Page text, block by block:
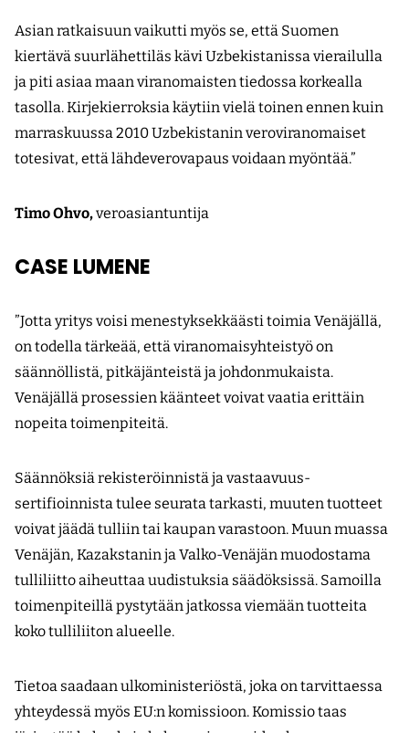
Asian ratkaisuun vaikutti myös se, että Suomen
kiertävä suurlähettiläs kävi Uzbekistanissa vierailulla
ja piti asiaa maan viranomaisten tiedossa korkealla
tasolla. Kirjekierroksia käytiin vielä toinen ennen kuin
marraskuussa 2010 Uzbekistanin veroviranomaiset
totesivat, että lähdeverovapaus voidaan myöntää.”
Timo Ohvo,veroasiantuntija
CASE LUMENE
”Jotta yritys voisi menestyksekkäästi toimia Venäjällä,
on todella tärkeää, että viranomaisyhteistyö on
säännöllistä, pitkäjänteistä ja johdonmukaista.
Venäjällä prosessien käänteet voivat vaatia erittäin
nopeita toimenpiteitä.
Säännöksiä rekisteröinnistä ja vastaavuus­
sertifioinnista tulee seurata tarkasti, muuten tuotteet
voivat jäädä tulliin tai kaupan varastoon. Muun muassa
Venäjän, Kazakstanin ja Valko-Venäjän muodostama
tulliliitto aiheuttaa uudistuksia säädöksissä. Samoilla
toimenpiteillä pystytään jatkossa viemään tuotteita
koko tulliliiton alueelle.
Tietoa saadaan ulkoministeriöstä, joka on tarvittaessa
yhteydessä myös EU:n komissioon. Komissio taas